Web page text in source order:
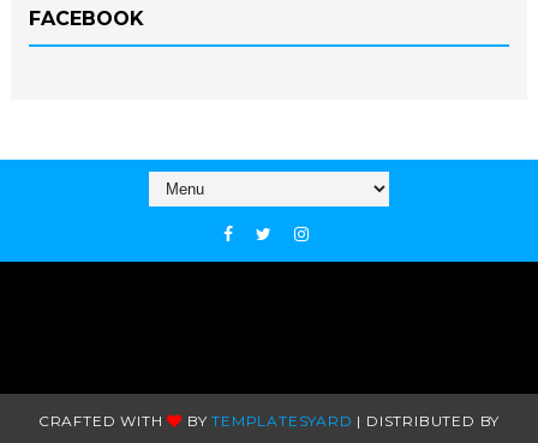
FACEBOOK
CRAFTED WITH BYTEMPLATESYARD | DISTRIBUTED BY